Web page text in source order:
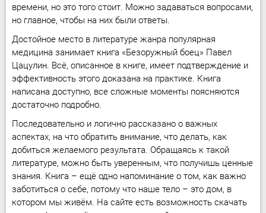
времени, но это того стоит. Можно задаваться вопросами,
но главное, чтобы на них были ответы.
Достойное место в литературе жанра популярная
медицина занимает книга «Безоружный боец» Павел
Цацулин. Всё, описанное в книге, имеет подтверждение и
эффективность этого доказана на практике. Книга
написана доступно, все сложные моменты поясняются
достаточно подробно.
Последовательно и логично рассказано о важных
аспектах, на что обратить внимание, что делать, как
добиться желаемого результата. Обращаясь к такой
литературе, можно быть уверенным, что получишь ценные
знания. Книга – ещё одно напоминание о том, как важно
заботиться о себе, потому что наше тело – это дом, в
котором мы живём. На сайте есть возможность скачать